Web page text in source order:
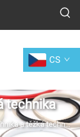
CS
technika
a těžká technika